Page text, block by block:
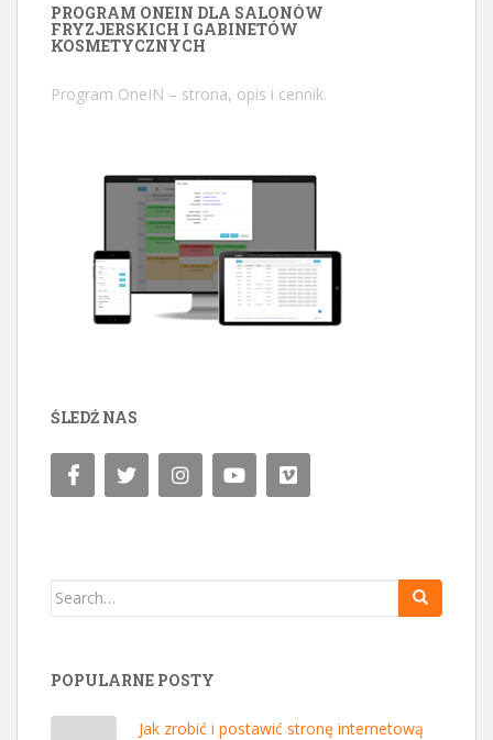
PROGRAM ONEIN DLA SALONÓW
FRYZJERSKICH I GABINETÓW
KOSMETYCZNYCH
Program OneIN – strona, opis i cennik.
ŚLEDŹ NAS
Search for:
POPULARNE POSTY
Jak zrobić i postawić stronę internetową